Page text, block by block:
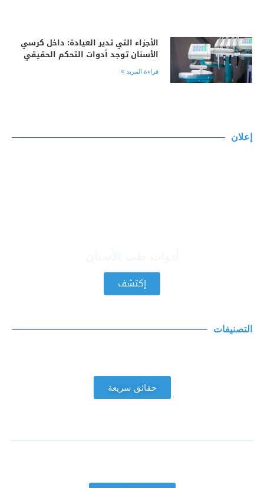
الأجزاء التي تدير العيادة: داخل كرسي
الأسنان توجد أدوات التحكم الحقيقي
قراءة المزيد »
إعلان
إكتشف
التصنيفات
حقائق سريعة